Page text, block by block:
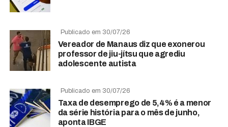
Publicado em 30/07/26
Vereador de Manaus diz que exonerou
professor de jiu-jítsu que agrediu
adolescente autista
Publicado em 30/07/26
Taxa de desemprego de 5,4% é a menor
da série história para o mês de junho,
aponta IBGE